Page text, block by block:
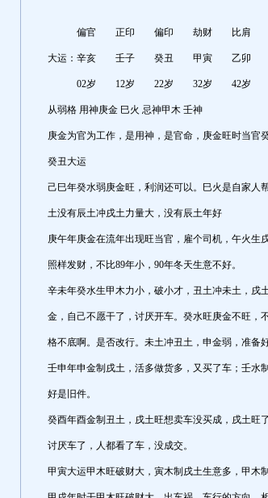
偏官 正印 偏印 劫财 比肩
大运：辛亥 壬子 癸丑 甲寅 乙
02岁 12岁 22岁 32岁 42岁
从弱格 用神庚金 巳火 忌神甲木 壬神
庚金为官为工作，是用神，是官命，庚金旺时当官
癸丑大运
己巳年癸水弱庚金旺，利润还可以。巳火是自家人
土没有辰土冲戌土力量大，没有辰土年好
庚午年庚金在流年出现旺当官，雇个司机，午火生
照样发财，不比89年小，90年冬天生意不好。
辛未年癸水生甲木力小，破小才，丑土冲未土，戌
金，自己不愿干了，讨厌开车。癸水旺庚金不旺，
格不底啊。是否改行。未土冲丑土，申金弱，准备
壬申年申金制戌土，活多做货多，又买了车；壬水
好是旧件。
癸酉年酉金制丑土，戌土旺想卖车没买成，戌土旺
讨厌车了，人都看了车，没成交。
甲寅大运甲木旺破财大，寅木制戌土生意多，甲木